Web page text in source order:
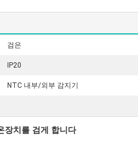
검은
IP20
NTC 내부/외부 감지기
장치를 검게 합니다